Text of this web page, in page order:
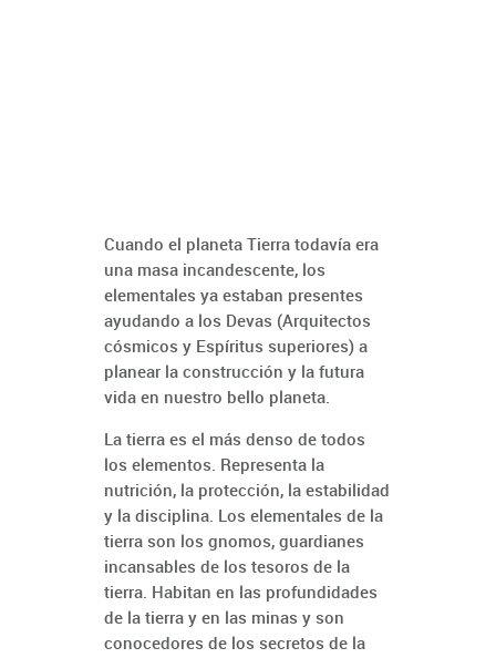
Cuando el planeta Tierra todavía era
una masa incandescente, los
elementales ya estaban presentes
ayudando a los Devas (Arquitectos
cósmicos y Espíritus superiores) a
planear la construcción y la futura
vida en nuestro bello planeta.
La tierra es el más denso de todos
los elementos. Representa la
nutrición, la protección, la estabilidad
y la disciplina. Los elementales de la
tierra son los gnomos, guardianes
incansables de los tesoros de la
tierra. Habitan en las profundidades
de la tierra y en las minas y son
conocedores de los secretos de la